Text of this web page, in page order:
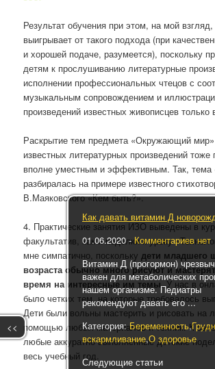
Результат обучения при этом, на мой
выигрывает от такого подхода (при
и хорошей подаче, разумеется), поскольку
детям к прослушиванию литературные
исполнении профессиональных чтецов с
музыкальным сопровождением и
произведений известных живописцев только
Раскрытие тем предмета «Окружающий
известных литературных произведений тоже
вполне уместным и эффективным. Так, тема
разбиралась на примере известного
В.Маяковского «Кем быть?».
4. Практические занятия ИЗО выведены в
факультатив, как и поделки к уроку
мне симпатично, посколькудети младшего
возраста обычно много рисуют и
время на интересные им темы.У нас в
было четких тем, на которые требовалось
Дети были вольны мастерить и рисовать на
помощью любых материалов и техник. К
любые аккуратно выполненные детские
весь учебный год.
<<
Как давать витамин Д
01.06.2020-Комментариев нет
Витамин Д (прогормон)
важен для метаболических
нашем организме. Педиатры
рекомендуют давать его ...
Категория:Беременность,
вскармливание,О здоровье
Следующие статьи